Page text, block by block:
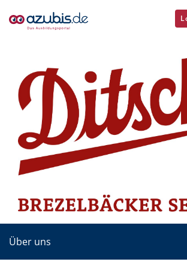
Über uns